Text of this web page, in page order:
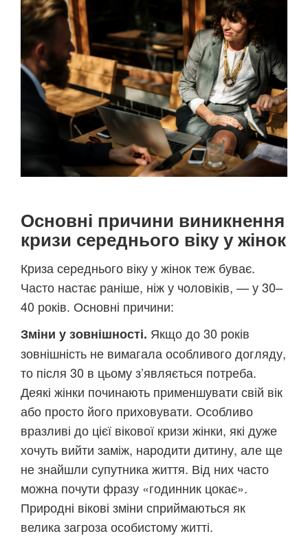
Основні причини виникнення
кризи середнього віку у жінок
Криза середнього віку у жінок теж буває.
Часто настає раніше, ніж у чоловіків, — у 30–
40 років. Основні причини:
Зміни у зовнішності. Якщо до 30 років
зовнішність не вимагала особливого догляду,
то після 30 в цьому з’являється потреба.
Деякі жінки починають применшувати свій вік
або просто його приховувати. Особливо
вразливі до цієї вікової кризи жінки, які дуже
хочуть вийти заміж, народити дитину, але ще
не знайшли супутника життя. Від них часто
можна почути фразу «годинник цокає».
Природні вікові зміни сприймаються як
велика загроза особистому житті.